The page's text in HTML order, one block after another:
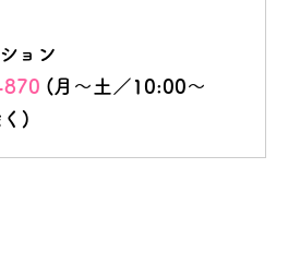
ョン
(月～土／10:00～
)